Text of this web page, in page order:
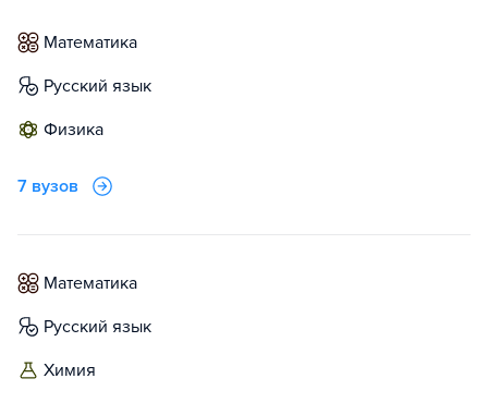
математика
русский язык
физика
7 вузов
математика
русский язык
химия